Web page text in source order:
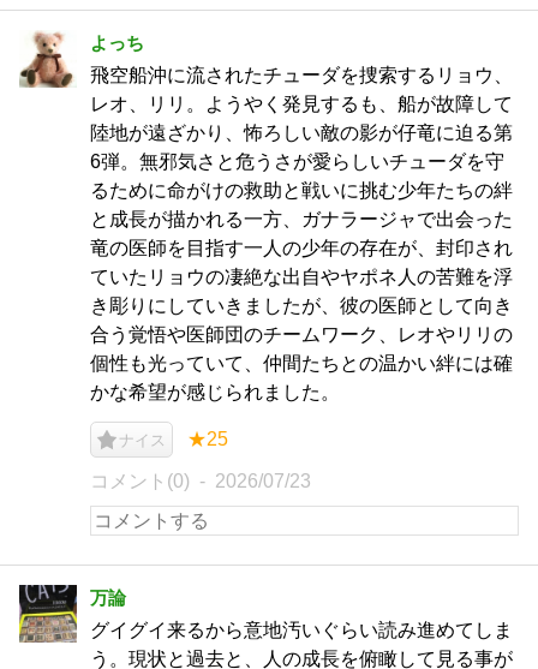
よっち
飛空船沖に流されたチューダを捜索するリョウ、
レオ、リリ。ようやく発見するも、船が故障して
陸地が遠ざかり、怖ろしい敵の影が仔竜に迫る第
6弾。無邪気さと危うさが愛らしいチューダを守
るために命がけの救助と戦いに挑む少年たちの絆
と成長が描かれる一方、ガナラージャで出会った
竜の医師を目指す一人の少年の存在が、封印され
ていたリョウの凄絶な出自やヤポネ人の苦難を浮
き彫りにしていきましたが、彼の医師として向き
合う覚悟や医師団のチームワーク、レオやリリの
個性も光っていて、仲間たちとの温かい絆には確
かな希望が感じられました。
ナイス ★25
コメント(0) 2026/07/23
万論
グイグイ来るから意地汚いぐらい読み進めてしま
う。現状と過去と、人の成長を俯瞰して見る事が